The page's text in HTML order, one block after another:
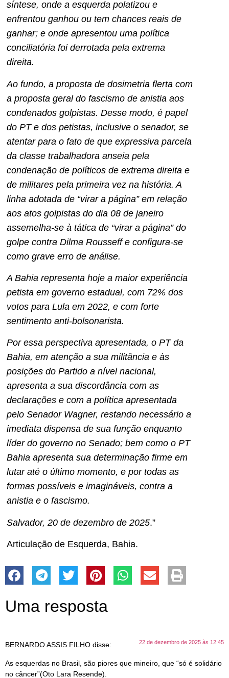
síntese, onde a esquerda polatizou e
enfrentou ganhou ou tem chances reais de
ganhar; e onde apresentou uma política
conciliatória foi derrotada pela extrema
direita.
Ao fundo, a proposta de dosimetria flerta com
a proposta geral do fascismo de anistia aos
condenados golpistas. Desse modo, é papel
do PT e dos petistas, inclusive o senador, se
atentar para o fato de que expressiva parcela
da classe trabalhadora anseia pela
condenação de políticos de extrema direita e
de militares pela primeira vez na história. A
linha adotada de “virar a página” em relação
aos atos golpistas do dia 08 de janeiro
assemelha-se à tática de “virar a página” do
golpe contra Dilma Rousseff e configura-se
como grave erro de análise.
A Bahia representa hoje a maior experiência
petista em governo estadual, com 72% dos
votos para Lula em 2022, e com forte
sentimento anti-bolsonarista.
Por essa perspectiva apresentada, o PT da
Bahia, em atenção a sua militância e às
posições do Partido a nível nacional,
apresenta a sua discordância com as
declarações e com a política apresentada
pelo Senador Wagner, restando necessário a
imediata dispensa de sua função enquanto
líder do governo no Senado; bem como o PT
Bahia apresenta sua determinação firme em
lutar até o último momento, e por todas as
formas possíveis e imagináveis, contra a
anistia e o fascismo.
Salvador, 20 de dezembro de 2025.”
Articulação de Esquerda, Bahia.
Uma resposta
BERNARDO ASSIS FILHO disse: 22 de dezembro de 2025 às 12:45
As esquerdas no Brasil, são piores que mineiro, que “só é solidário
no câncer”(Oto Lara Resende).